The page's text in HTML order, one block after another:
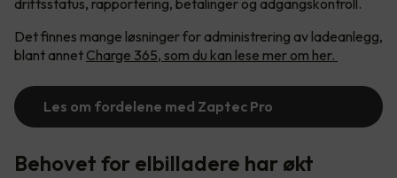
driftsstatus, rapportering, betalinger og adgangskontroll.
Det finnes mange løsninger for administrering av ladeanlegg,
blant annet Charge 365, som du kan lese mer om her.
Les om fordelene med Zaptec Pro
Behovet for elbilladere har økt